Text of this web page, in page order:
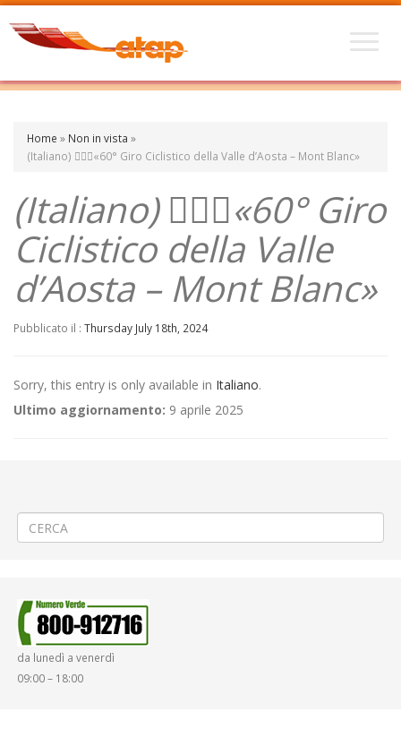
Home » Non in vista »
(Italiano) 🚵🏼‍♀️«60° Giro Ciclistico della Valle d’Aosta – Mont Blanc»
(Italiano) 🚵🏼‍♀️«60° Giro
Ciclistico della Valle
d’Aosta – Mont Blanc»
Pubblicato il : Thursday July 18th, 2024
Sorry, this entry is only available in Italiano.
Ultimo aggiornamento: 9 aprile 2025
da lunedì a venerdì
09:00 – 18:00